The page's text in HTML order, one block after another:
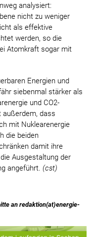
analysiert:
nicht zu weniger
als effektive
werden, so die
Atomkraft sogar mit
Energien und
siebenmal stärker als
und CO2-
außerdem, dass
mit Nuklearenergie
die beiden
damit ihre
Ausgestaltung der
angeführt. (cst)
an redaktion(at)energie-